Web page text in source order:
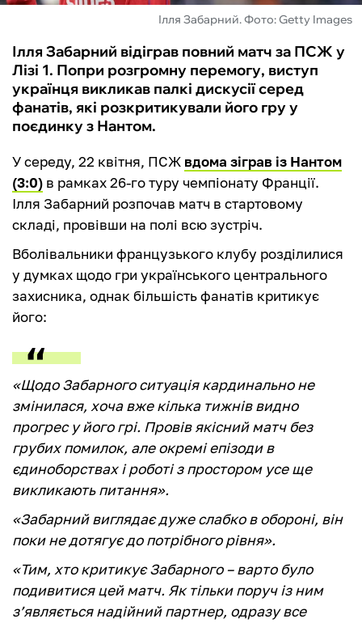
Ілля Забарний. Фото: Getty Images
Ілля Забарний відіграв повний матч за ПСЖ у
Лізі 1. Попри розгромну перемогу, виступ
українця викликав палкі дискусії серед
фанатів, які розкритикували його гру у
поєдинку з Нантом.
У середу, 22 квітня, ПСЖ вдома зіграв із Нантом
(3:0) в рамках 26-го туру чемпіонату Франції.
Ілля Забарний розпочав матч в стартовому
складі, провівши на полі всю зустріч.
Вболівальники французького клубу розділилися
у думках щодо гри українського центрального
захисника, однак більшість фанатів критикує
його:
«Щодо Забарного ситуація кардинально не
змінилася, хоча вже кілька тижнів видно
прогрес у його грі. Провів якісний матч без
грубих помилок, але окремі епізоди в
єдиноборствах і роботі з простором усе ще
викликають питання».
«Забарний виглядає дуже слабко в обороні, він
поки не дотягує до потрібного рівня».
«Тим, хто критикує Забарного – варто було
подивитися цей матч. Як тільки поруч із ним
з’являється надійний партнер, одразу все